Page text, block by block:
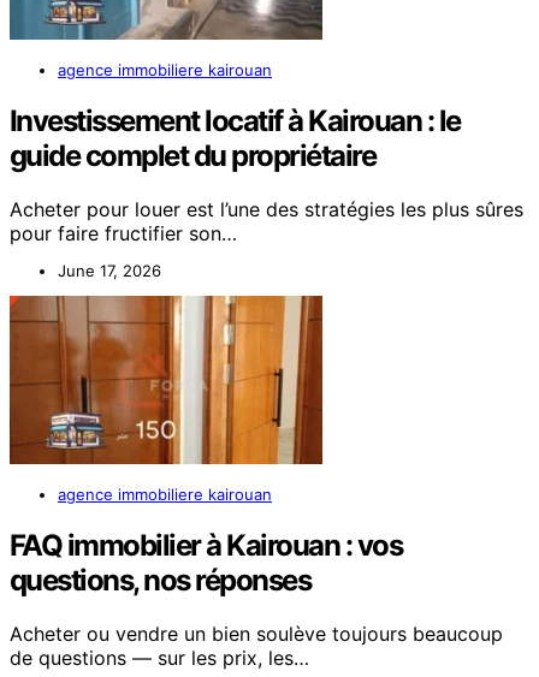
agence immobiliere kairouan
Investissement locatif à Kairouan : le
guide complet du propriétaire
Acheter pour louer est l’une des stratégies les plus sûres
pour faire fructifier son…
June 17, 2026
agence immobiliere kairouan
FAQ immobilier à Kairouan : vos
questions, nos réponses
Acheter ou vendre un bien soulève toujours beaucoup
de questions — sur les prix, les…